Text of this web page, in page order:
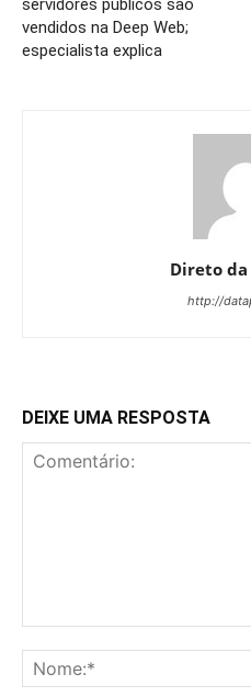
servidores públicos são
vendidos na Deep Web;
especialista explica
Direto da
http://
DEIXE UMA RESPOSTA